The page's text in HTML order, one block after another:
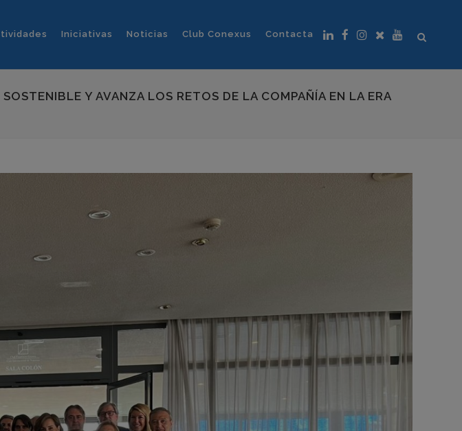
Iniciativas Noticias Club Conexus Contacta
Y AVANZA LOS RETOS DE LA COMPAÑÍA EN LA ERA